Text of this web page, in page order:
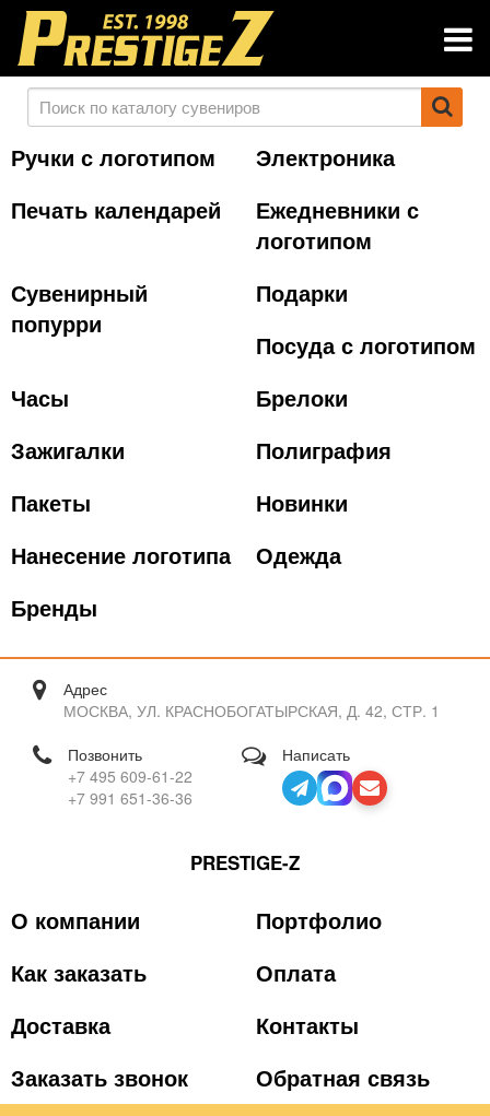
Ручки с логотипом
Электроника
Печать календарей
Ежедневники с
логотипом
Сувенирный
попурри
Подарки
Посуда с логотипом
Часы
Брелоки
Зажигалки
Полиграфия
Пакеты
Новинки
Нанесение логотипа
Одежда
Бренды
Адрес
МОСКВА, УЛ. КРАСНОБОГАТЫРСКАЯ, Д. 42, СТР. 1
Позвонить
+7 495 609-61-22
+7 991 651-36-36
Написать
PRESTIGE-Z
О компании
Портфолио
Как заказать
Оплата
Доставка
Контакты
Заказать звонок
Обратная связь